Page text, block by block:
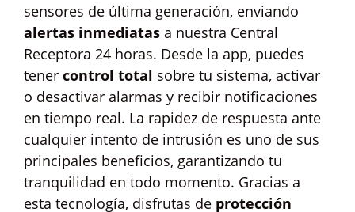
sensores de última generación, enviando
alertas inmediatas a nuestra Central
Receptora 24 horas. Desde la app, puedes
tener control total sobre tu sistema, activar
o desactivar alarmas y recibir notificaciones
en tiempo real. La rapidez de respuesta ante
cualquier intento de intrusión es uno de sus
principales beneficios, garantizando tu
tranquilidad en todo momento. Gracias a
esta tecnología, disfrutas de protección